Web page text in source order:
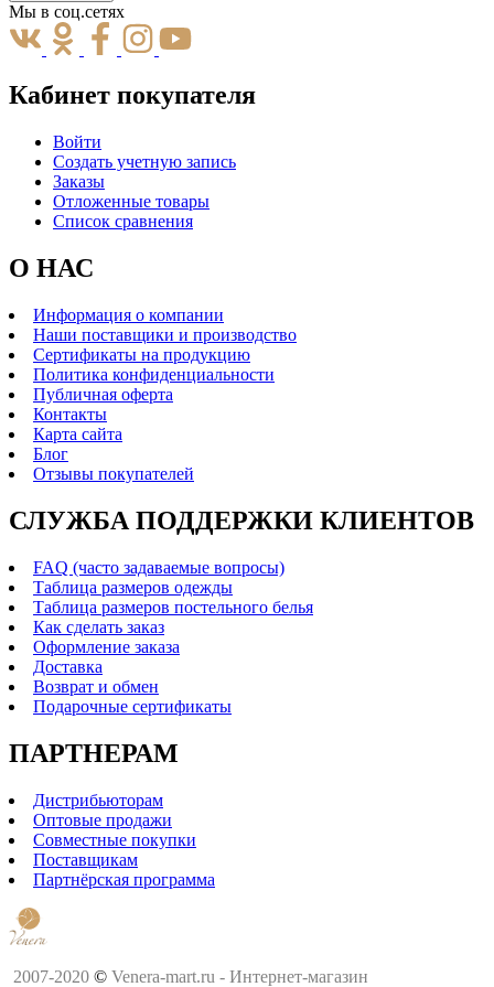
Мы в соц.сетях
Кабинет покупателя
Войти
Создать учетную запись
Заказы
Отложенные товары
Список сравнения
О НАС
Информация о компании
Наши поставщики и производство
Сертификаты на продукцию
Политика конфиденциальности
Публичная оферта
Контакты
Карта сайта
Блог
Отзывы покупателей
СЛУЖБА ПОДДЕРЖКИ КЛИЕНТОВ
FAQ (часто задаваемые вопросы)
Таблица размеров одежды
Таблица размеров постельного белья
Как сделать заказ
Оформление заказа
Доставка
Возврат и обмен
Подарочные сертификаты
ПАРТНЕРАМ
Дистрибьюторам
Оптовые продажи
Совместные покупки
Поставщикам
Партнёрская программа
2007-2020 © Venera-mart.ru - Интернет-магазин